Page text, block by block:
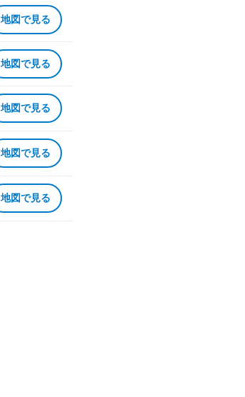
地図で見る
地図で見る
地図で見る
地図で見る
地図で見る